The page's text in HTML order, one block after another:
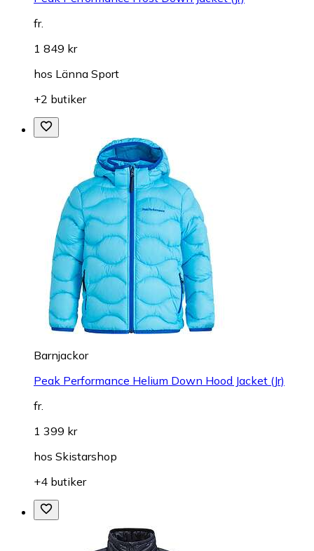
fr.
1 849 kr
hos Länna Sport
+2 butiker
Barnjackor
Peak Performance Helium Down Hood Jacket (Jr)
fr.
1 399 kr
hos Skistarshop
+4 butiker